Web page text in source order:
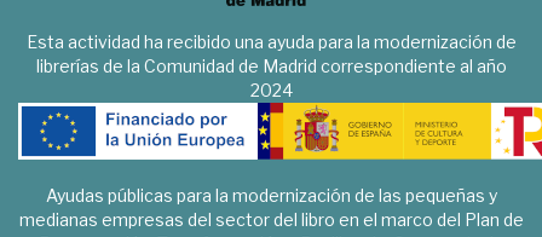
Esta actividad ha recibido una ayuda para la modernización de
librerías de la Comunidad de Madrid correspondiente al año
2024
Ayudas públicas para la modernización de las pequeñas y
medianas empresas del sector del libro en el marco del Plan de